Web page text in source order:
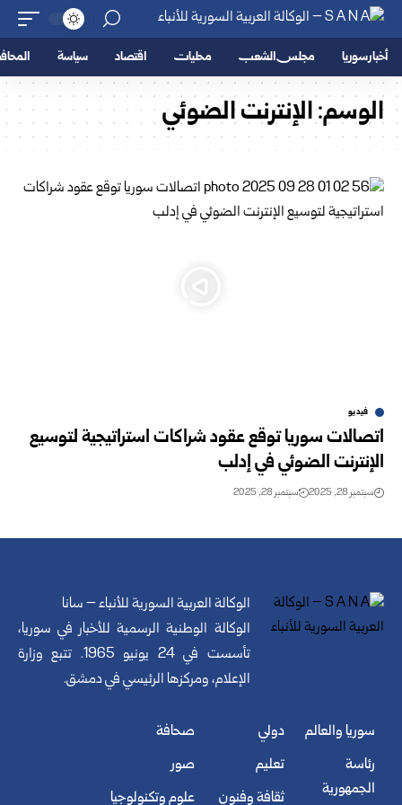
أخبار سوريا مجلس الشعب محليات اقتصاد سياسة
الوسم:الإنترنت الضوئي
فيديو
اتصالات سوريا توقع عقود شراكات استراتيجية لتوسيع
الإنترنت الضوئي في إدلب
سبتمبر 28, 2025 سبتمبر 28, 2025
الوكالة العربية السورية للأنباء – سانا
الوكالة الوطنية الرسمية للأخبار في سوريا،
تأسست في 24 يونيو 1965. تتبع وزارة
الإعلام، ومركزها الرئيسي في دمشق.
سوريا والعالم
رئاسة
الجمهورية
دولي
تعليم
ثقافة وفنون
صحافة
صور
علوم وتكنولوجيا